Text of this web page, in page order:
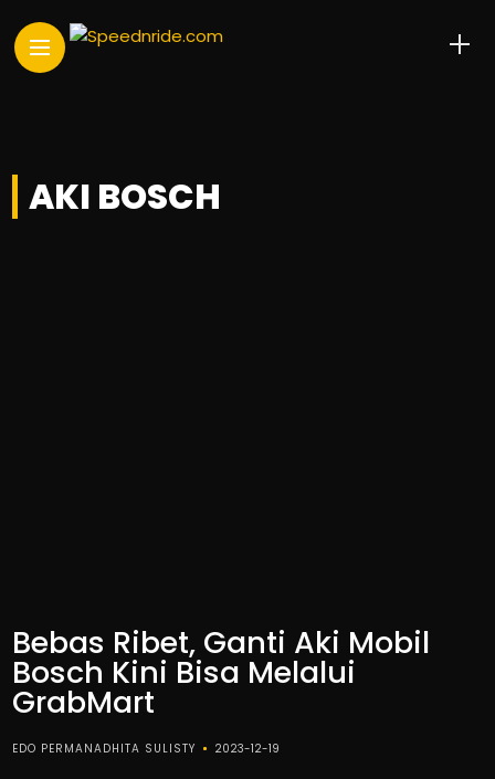
AKI BOSCH
Bebas Ribet, Ganti Aki Mobil
Bosch Kini Bisa Melalui
GrabMart
EDO PERMANADHITA SULISTY 2023-12-19